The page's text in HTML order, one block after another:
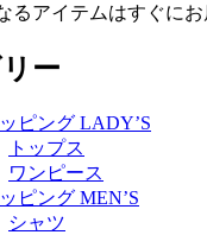
るアイテムはすぐにお
ー
ピング LADY’S
トップス
ワンピース
ピング MEN’S
シャツ